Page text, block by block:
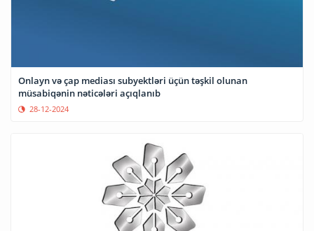
Onlayn və çap mediası subyektləri üçün təşkil olunan
müsabiqənin nəticələri açıqlanıb
28-12-2024